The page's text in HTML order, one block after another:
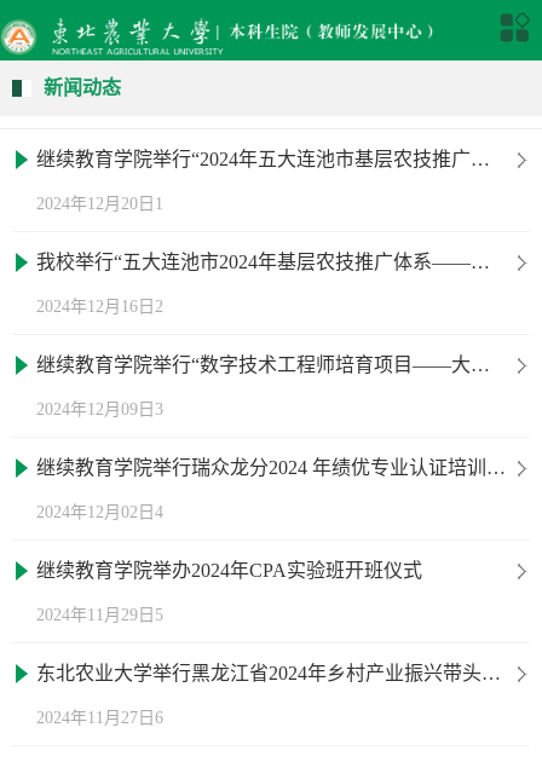
新闻动态
继续教育学院举行“2024年五大连池市基层农技推广体系建设培训班”开班仪式
2024年12月20日1
我校举行“五大连池市2024年基层农技推广体系——畜牧、水产培训班”开班仪式
2024年12月16日2
继续教育学院举行“数字技术工程师培育项目——大数据工程技术人员（初级）培训班”开班仪式
2024年12月09日3
继续教育学院举行瑞众龙分2024 年绩优专业认证培训开班仪式
2024年12月02日4
继续教育学院举办2024年CPA实验班开班仪式
2024年11月29日5
东北农业大学举行黑龙江省2024年乡村产业振兴带头人培育“头雁”项目培训班结业仪式
2024年11月27日6